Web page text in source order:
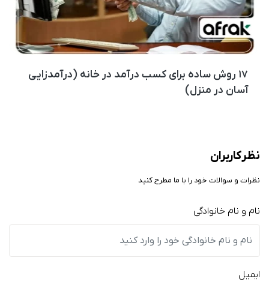
۱۷ روش ساده برای کسب درآمد در خانه (درآمدزایی
آسان در منزل)
نظر کاربران
نظرات و سوالات خود را با ما مطرح کنید
نام و نام خانوادگی
ایمیل